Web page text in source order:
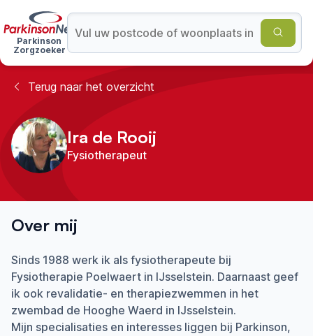
Parkinson
Zorgzoeker
Terug naar het overzicht
Ira de Rooij
Fysiotherapeut
Over mij
Sinds 1988 werk ik als fysiotherapeute bij
Fysiotherapie Poelwaert in IJsselstein. Daarnaast geef
ik ook revalidatie- en therapiezwemmen in het
zwembad de Hooghe Waerd in IJsselstein.
Mijn specialisaties en interesses liggen bij Parkinson,